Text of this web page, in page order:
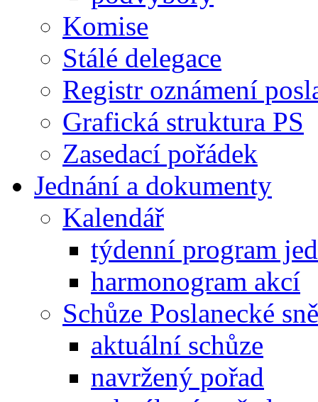
Komise
Stálé delegace
Registr oznámení
Grafická struktura PS
Zasedací pořádek
Jednání a dokumenty
Kalendář
týdenní program
harmonogram akcí
Schůze Poslanecké
aktuální schůze
navržený pořad